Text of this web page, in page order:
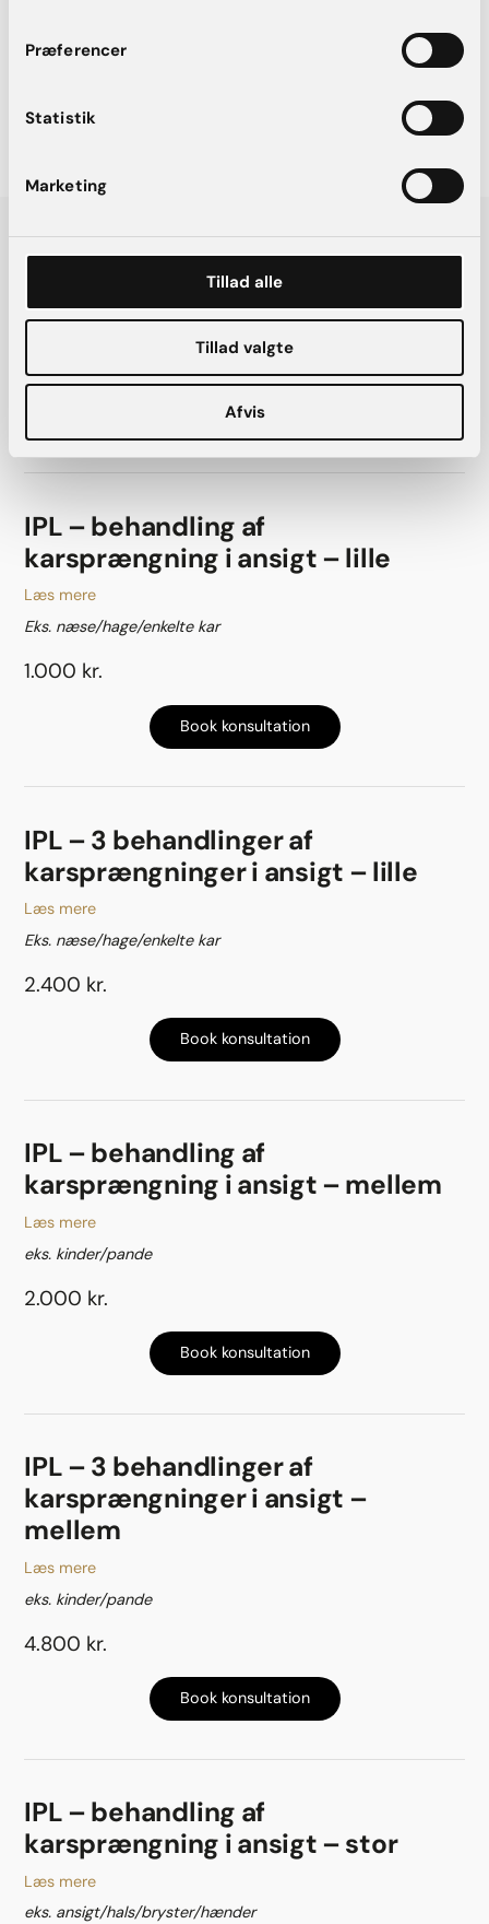
Præferencer
Statistik
Marketing
Tillad alle
Tillad valgte
Afvis
IPL-laser
Forundersøgelse
Book konsultation
IPL – behandling af
karsprængning i ansigt – lille
Læs mere
Eks. næse/hage/enkelte kar
1.000 kr.
Book konsultation
IPL – 3 behandlinger af
karsprængninger i ansigt – lille
Læs mere
Eks. næse/hage/enkelte kar
2.400 kr.
Book konsultation
IPL – behandling af
karsprængning i ansigt – mellem
Læs mere
eks. kinder/pande
2.000 kr.
Book konsultation
IPL – 3 behandlinger af
karsprængninger i ansigt –
mellem
Læs mere
eks. kinder/pande
4.800 kr.
Book konsultation
IPL – behandling af
karsprængning i ansigt – stor
Læs mere
eks. ansigt/hals/bryster/hænder